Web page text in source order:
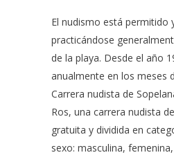
El nudismo está permitido
practicándose
de la playa.​ Desde el año
anualmente en los meses
Carrera nudista de
Ros, una carrera nudista
gratuita y dividida en
sexo: masculina,